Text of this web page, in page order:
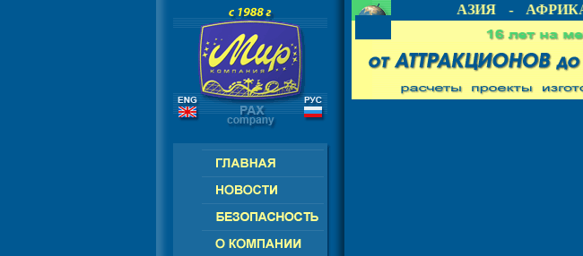
РОССИЯ - СНГ - ЕВРОПА - АМЕРИКА - АЗИЯ - АФРИКА